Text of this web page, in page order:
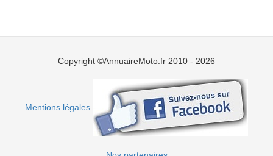
Copyright ©AnnuaireMoto.fr 2010 - 2026
Mentions légales